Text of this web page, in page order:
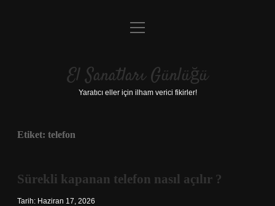
Anasayfa
Yasal Uyarı
menüyü
El Sanatları Günlüğü
Yaratıcı eller için ilham verici fikirler!
Etiket: telefon
Sürekli kapanan telefon nasıl açılır ?
Tarih: Haziran 17, 2026